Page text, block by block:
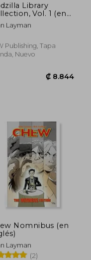
Library
Vol. 1 (en
Layman
Publishing, Tapa
Nuevo
Nomnibus (en
Layman
(2)